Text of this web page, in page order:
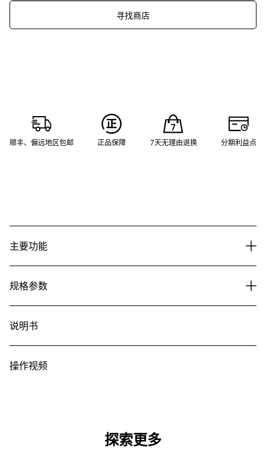
寻找商店
顺丰、偏远地区包邮 正品保障 7天无理由退换 分期利益点
主要功能
规格参数
说明书
操作视频
探索更多